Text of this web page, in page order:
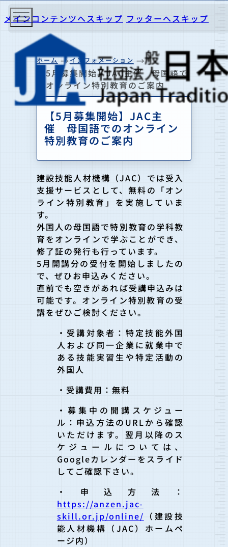
メインコンテンツへスキップ フッターへスキップ
ホーム インフォメーション
【5月募集開始】JAC主催 母国語で
のオンライン特別教育のご案内
【5月募集開始】JAC主
催 母国語でのオンライン
特別教育のご案内
建設技能人材機構（JAC）では受入
支援サービスとして、無料の「オン
ライン特別教育」を実施していま
す。
外国人の母国語で特別教育の学科教
育をオンラインで学ぶことができ、
修了証の発行も行っています。
5月開講分の受付を開始しましたの
で、ぜひお申込みください。
直前でも空きがあれば受講申込みは
可能です。オンライン特別教育の受
講をぜひご検討ください。
・受講対象者：特定技能外国
人および同一企業に就業中で
ある技能実習生や特定活動の
外国人
・受講費用：無料
・募集中の開講スケジュー
ル：申込方法のURLから確認
いただけます。翌月以降のス
ケジュールについては、
Googleカレンダーをスライド
してご確認下さい。
・申込方法：
https://anzen.jac-
skill.or.jp/online/ （建設技
能人材機構（JAC）ホームペ
ージ内）